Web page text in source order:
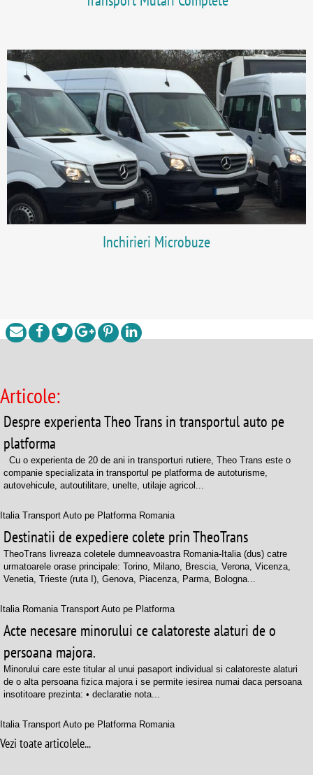
Inchirieri Microbuze
Articole:
Despre experienta Theo Trans in transportul auto pe
platforma
Cu o experienta de 20 de ani in transporturi rutiere, Theo Trans este o
companie specializata in transportul pe platforma de autoturisme,
autovehicule, autoutilitare, unelte, utilaje agricol...
Italia Transport Auto pe Platforma Romania
Destinatii de expediere colete prin TheoTrans
TheoTrans livreaza coletele dumneavoastra Romania-Italia (dus) catre
urmatoarele orase principale: Torino, Milano, Brescia, Verona, Vicenza,
Venetia, Trieste (ruta I), Genova, Piacenza, Parma, Bologna...
Italia Romania Transport Auto pe Platforma
Acte necesare minorului ce calatoreste alaturi de o
persoana majora.
Minorului care este titular al unui pasaport individual si calatoreste alaturi
de o alta persoana fizica majora i se permite iesirea numai daca persoana
insotitoare prezinta: • declaratie nota...
Italia Transport Auto pe Platforma Romania
Vezi toate articolele...